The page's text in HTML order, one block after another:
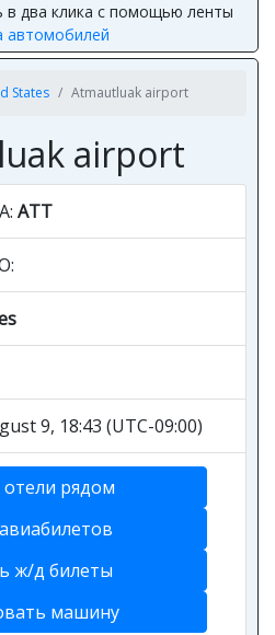
в два клика с помощью ленты
автомобилей
States Atmautluak airport
airport
ATT
9, 18:43 (UTC-09:00)
рядом
ж/д билеты
машину